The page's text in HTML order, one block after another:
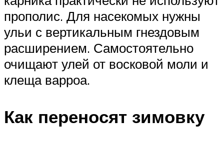
прополис. Для насекомых нужны
ульи с вертикальным гнездовым
расширением. Самостоятельно
очищают улей от восковой моли и
клеща варроа.
Как переносят зимовку